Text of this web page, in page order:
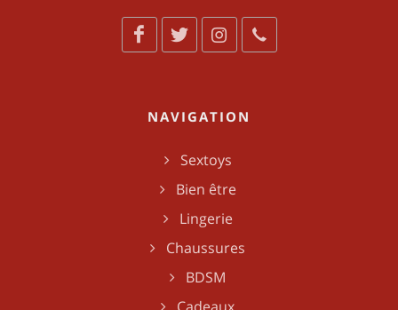
NAVIGATION
Sextoys
Bien être
Lingerie
Chaussures
BDSM